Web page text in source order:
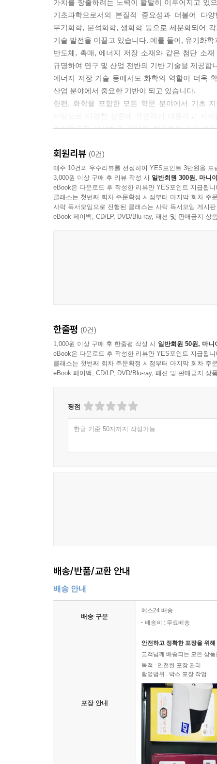
가치를 창출하려는 노력이 활발히 이루어지고 있
기초과학으로서의 본질적 중요성과 더불어 다
무기화학, 분석화학, 생화학 등으로 세분화되어
기술 발전을 이끌고 있습니다. 예를 들어, 유기화
반도체, 촉매, 에너지 저장 소재와 같은 첨단 소
규명하여 연구 및 산업 전반의 기반 기술을 제공
에너지 저장 기술 등에서도 화학의 역할이 더욱
산업 분야에서 중요한 기반이 되고 있습니다.
한편, 화학을 포함한 모든 학문 분야에서 기초
종합적으로 분석하고 문제를 해결하여 논리적
지원자 수로 인해 객관식 형태로 출제되지만,
전개하는 방식으로 학습하기를 권장합니다.
대한화학회 화학올림피아드위원회는 매년 한국
진행하였으며, 2025년부터 연 2회에 걸친 화학대
책에는 2021년부터 2025년까지의 문제와 그에
학생들이 화학에 대한 흥미를 키우고 능력을 배양
회원리뷰 (0건)
매주 10건의 우수리뷰를 선정하여 YES포인트 3만원을 드
3,000원 이상 구매 후 리뷰 작성 시 일반회원 300원, 마니
eBook은 다운로드 후 작성한 리뷰만 YES포인트 지급됩니
클래스는 첫번째 회차 주문확정 시점부터 마지막 회차 주
사락 독서모임으로 진행된 클래스는 사락 독서모임 게시
eBook 페이백, CD/LP, DVD/Blu-ray, 패션 및 판매금지 상
한줄평 (0건)
1,000원 이상 구매 후 한줄평 작성 시 일반회원 50원, 마니
eBook은 다운로드 후 작성한 리뷰만 YES포인트 지급됩니
클래스는 첫번째 회차 주문확정 시점부터 마지막 회차 주
eBook 페이백, CD/LP, DVD/Blu-ray, 패션 및 판매금지 상
평점
한글 기준 50자까지 작성가능
배송/반품/교환 안내
배송 안내
배송 구분
예스24 배송
배송비 : 무료배송
포장 안내
안전하고 정확한 포장을 위
고객님께 배송되는 모든 상
목적 : 안전한 포장 관리
촬영범위 : 박스 포장 작업